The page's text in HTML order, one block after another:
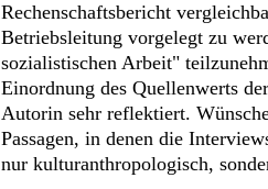
Rechenschaftsbericht
Betriebsleitung vorgelegt zu
sozialistischen Arbeit"
Einordnung des Quellenwerts
Autorin sehr reflektiert.
Passagen, in denen die
nur kulturanthropologisch,